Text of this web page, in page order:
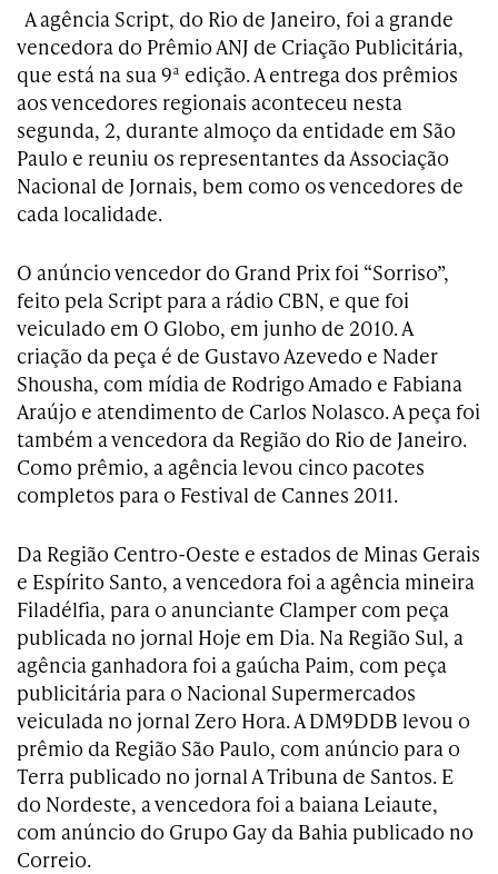
A agência Script, do Rio de Janeiro, foi a grande
vencedora do Prêmio ANJ de Criação Publicitária,
que está na sua 9ª edição. A entrega dos prêmios
aos vencedores regionais aconteceu nesta
segunda, 2, durante almoço da entidade em São
Paulo e reuniu os representantes da Associação
Nacional de Jornais, bem como os vencedores de
cada localidade.
O anúncio vencedor do Grand Prix foi “Sorriso”,
feito pela Script para a rádio CBN, e que foi
veiculado em O Globo, em junho de 2010. A
criação da peça é de Gustavo Azevedo e Nader
Shousha, com mídia de Rodrigo Amado e Fabiana
Araújo e atendimento de Carlos Nolasco. A peça foi
também a vencedora da Região do Rio de Janeiro.
Como prêmio, a agência levou cinco pacotes
completos para o Festival de Cannes 2011.
Da Região Centro-Oeste e estados de Minas Gerais
e Espírito Santo, a vencedora foi a agência mineira
Filadélfia, para o anunciante Clamper com peça
publicada no jornal Hoje em Dia. Na Região Sul, a
agência ganhadora foi a gaúcha Paim, com peça
publicitária para o Nacional Supermercados
veiculada no jornal Zero Hora. A DM9DDB levou o
prêmio da Região São Paulo, com anúncio para o
Terra publicado no jornal A Tribuna de Santos. E
do Nordeste, a vencedora foi a baiana Leiaute,
com anúncio do Grupo Gay da Bahia publicado no
Correio.